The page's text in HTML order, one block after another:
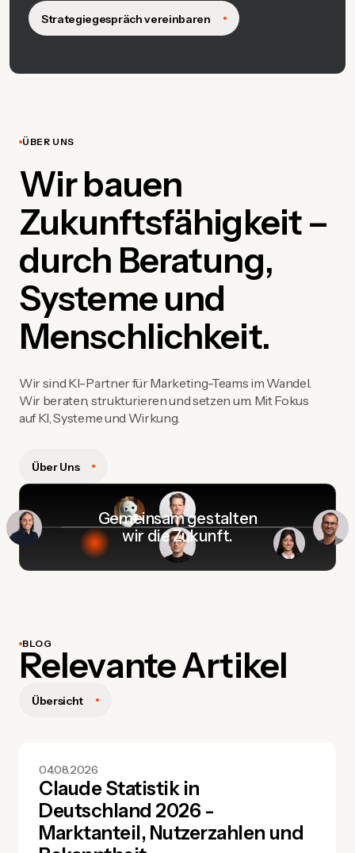
Strategiegespräch vereinbaren
ÜBER UNS
Wir bauen
Zukunftsfähigkeit –
durch Beratung,
Systeme und
Menschlichkeit.
Wir sind KI-Partner für Marketing-Teams im Wandel.
Wir beraten, strukturieren und setzen um. Mit Fokus
auf KI, Systeme und Wirkung.
Über Uns
Gemeinsam gestalten
wir die Zukunft.
BLOG
Relevante Artikel
Übersicht
04.08.2026
Claude Statistik in
Deutschland 2026 -
Marktanteil, Nutzerzahlen und